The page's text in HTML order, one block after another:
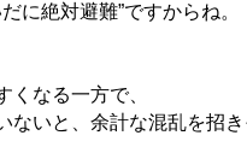
に絶対避難”ですからね。
くなる一方で、
ないと、余計な混乱を招